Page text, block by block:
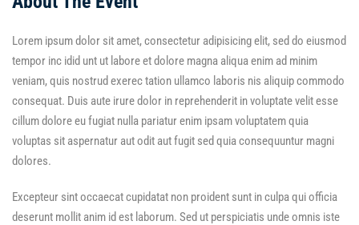
Lorem ipsum dolor sit amet, consectetur adipisicing elit, sed do eiusmod
tempor inc idid unt ut labore et dolore magna aliqua enim ad minim
veniam, quis nostrud exerec tation ullamco laboris nis aliquip commodo
consequat. Duis aute irure dolor in reprehenderit in voluptate velit esse
cillum dolore eu fugiat nulla pariatur enim ipsam voluptatem quia
voluptas sit aspernatur aut odit aut fugit sed quia consequuntur magni
dolores.
Excepteur sint occaecat cupidatat non proident sunt in culpa qui officia
deserunt mollit anim id est laborum. Sed ut perspiciatis unde omnis iste